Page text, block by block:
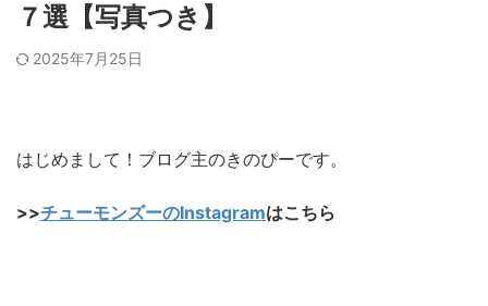
７選【写真つき】
2025年7月25日
はじめまして！ブログ主のきのぴーです。
>>チューモンズーのInstagramはこちら